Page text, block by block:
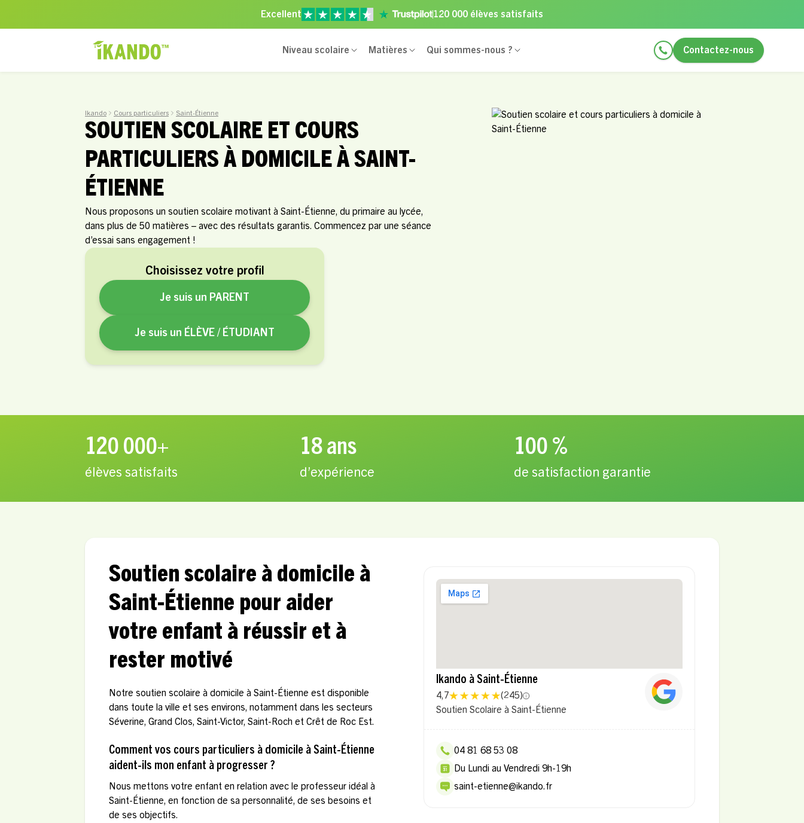
Excellent 120 000 élèves satisfaits
Niveau scolaire Matières Qui sommes-nous ? Contactez-nous
Ikando Cours particuliers Saint-Étienne
SOUTIEN SCOLAIRE ET COURS
PARTICULIERS À DOMICILE À SAINT-
ÉTIENNE
Nous proposons un soutien scolaire motivant à Saint-Étienne, du primaire au lycée,
dans plus de 50 matières – avec des résultats garantis. Commencez par une séance
d’essai sans engagement !
Choisissez votre profil
Je suis un PARENT
Je suis un ÉLÈVE / ÉTUDIANT
120 000+
élèves satisfaits
18 ans
d’expérience
100 %
de satisfaction garantie
Soutien scolaire à domicile à
Saint-Étienne pour aider
votre enfant à réussir et à
rester motivé
Notre soutien scolaire à domicile à Saint-Étienne est disponible
dans toute la ville et ses environs, notamment dans les secteurs
Séverine, Grand Clos, Saint-Victor, Saint-Roch et Crêt de Roc Est.
Comment vos cours particuliers à domicile à Saint-Étienne
aident-ils mon enfant à progresser ?
Nous mettons votre enfant en relation avec le professeur idéal à
Saint-Étienne, en fonction de sa personnalité, de ses besoins et
de ses objectifs.
Ikando à Saint-Étienne
4,7 (245)
Soutien Scolaire à Saint-Étienne
04 81 68 53 08
Du Lundi au Vendredi 9h-19h
saint-etienne@ikando.fr